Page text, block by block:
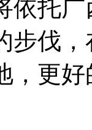
依托
步伐
，更